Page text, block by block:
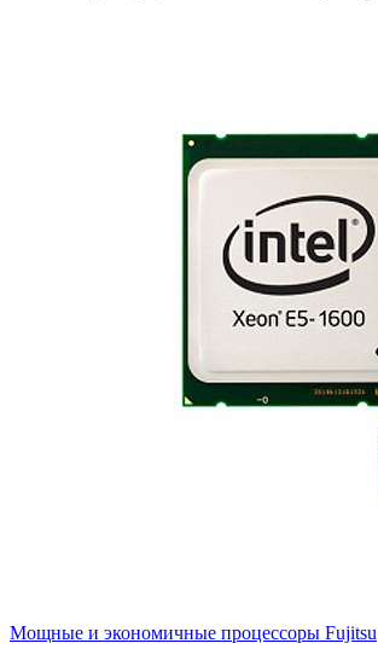
Мощные и экономичные процессоры Fujitsu